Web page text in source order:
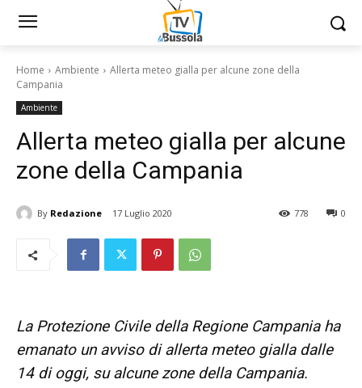
Home Ambiente
Allerta meteo gialla per alcune zone della
Campania
Ambiente
Allerta meteo gialla per alcune
zone della Campania
By Redazione 17 Luglio 2020 0
778
La Protezione Civile della Regione Campania ha
emanato un avviso di allerta meteo gialla dalle
14 di oggi, su alcune zone della Campania.